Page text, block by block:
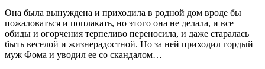
Она была вынуждена и приходила в родной дом вроде бы
пожаловаться и поплакать, но этого она не делала, и все
обиды и огорчения терпеливо переносила, и даже старалась
быть веселой и жизнерадостной. Но за ней приходил гордый
муж Фома и уводил ее со скандалом…